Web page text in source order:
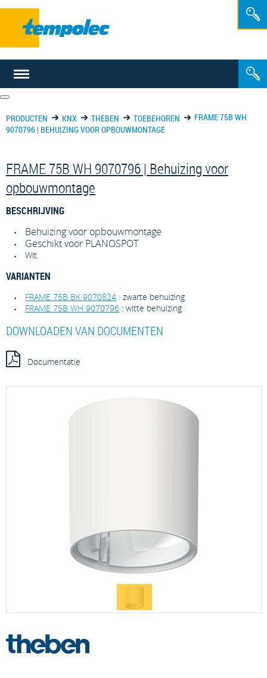
FR
NL
PRODUCTEN KNX THEBEN TOEBEHOREN
FRAME 75B WH
9070796 | BEHUIZING VOOR OPBOUWMONTAGE
FRAME 75B WH 9070796 | Behuizing voor
opbouwmontage
BESCHRIJVING
Behuizing voor opbouwmontage
Geschikt voor PLANOSPOT
Wit.
VARIANTEN
FRAME 75B BK 9070824 : zwarte behuizing
FRAME 75B WH 9070796 : witte behuizing
DOWNLOADEN VAN DOCUMENTEN
Documentatie